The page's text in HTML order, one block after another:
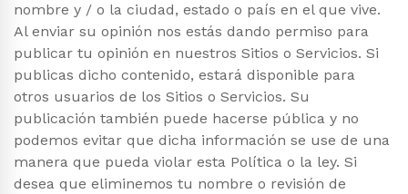
nombre y / o la ciudad, estado o país en el que vive.
Al enviar su opinión nos estás dando permiso para
publicar tu opinión en nuestros Sitios o Servicios. Si
publicas dicho contenido, estará disponible para
otros usuarios de los Sitios o Servicios. Su
publicación también puede hacerse pública y no
podemos evitar que dicha información se use de una
manera que pueda violar esta Política o la ley. Si
desea que eliminemos tu nombre o revisión de